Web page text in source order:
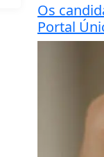
Os
Portal